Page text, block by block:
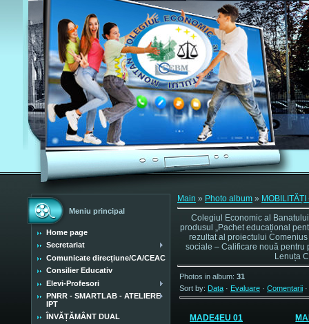
Meniu principal
Home page
Secretariat
Comunicate direcțiune/CA/CEAC
Consilier Educativ
Elevi-Profesori
PNRR - SMARTLAB - ATELIERE
IPT
ÎNVĂȚĂMÂNT DUAL
Main » Photo album »
Colegiul Economic al
produsul „Pachet educațional
rezultat al proiectului
sociale – Calificare nouă pentru
Lenuța
Photos in album: 31
Sort by: Data · Evaluare · Comentarii ·
MADE4EU 01